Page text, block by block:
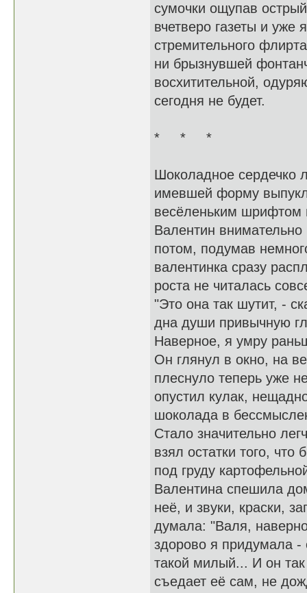
сумочки ощупав
вчетверо газеты и уже
стремительного
ни брызнувшей
восхитительной,
сегодня не будет.
* * *
Шоколадное сердечко
имевшей форму
весёленьким шрифтом
Валентин внимательно
потом, подумав
валентинка сразу
роста не читалась
"Это она так шутит, -
дна души привычную
Наверное, я умру
Он глянул в окно, на
плеснуло теперь уже
опустил кулак,
шоколада в
Стало значительно
взял остатки того,
под груду
Валентина спешила
неё, и звуки, краски,
думала: "Валя,
здорово я придумала
такой милый... И он
съедает её сам, не